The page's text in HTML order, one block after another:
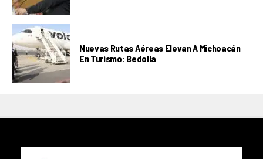
Nuevas Rutas Aéreas Elevan A Michoacán
En Turismo: Bedolla